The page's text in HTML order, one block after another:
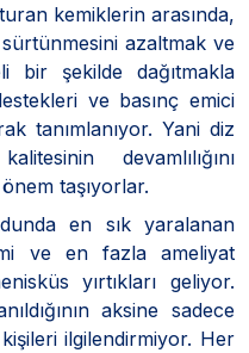
kemiklerin arasında,
azaltmak ve
bir şekilde dağıtmakla
ve basınç emici
tanımlanıyor. Yani diz
devamlılığını
taşıyorlar.
en sık yaralanan
ve en fazla ameliyat
yırtıkları geliyor.
aksine sadece
ilgilendirmiyor. Her